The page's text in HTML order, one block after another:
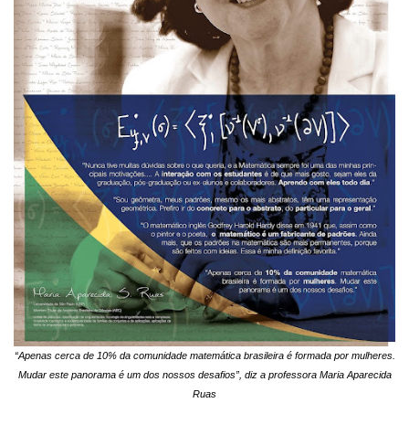
“Apenas cerca de 10% da comunidade matemática brasileira é formada por mulheres.
Mudar este panorama é um dos nossos desafios”, diz a professora Maria Aparecida
Ruas